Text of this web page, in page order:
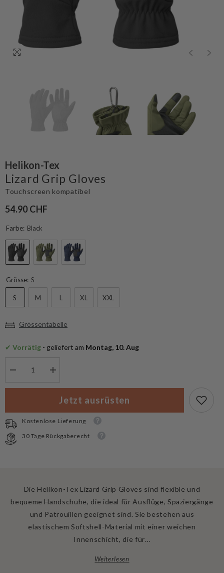
Helikon-Tex
Lizard Grip Gloves
Touchscreen kompatibel
54.90 CHF
Farbe: Black
Grösse: S
S M L XL XXL
Grössentabelle
✔ Vorrätig - geliefert am Montag, 10. Aug
für
Lizard
Grip
Gloves
Menge
für
Helikon-
Tex
Lizard
Grip
Jetzt ausrüsten
Kostenlose Lieferung
30 Tage Rückgaberecht
Die Helikon-Tex Lizard Grip Gloves sind flexible und
bequeme Handschuhe, die ideal für Ausflüge, Spaziergänge
und Patrouillen geeignet sind. Sie bestehen aus
elastischem Softshell-Material mit einer weichen
Innenschicht, die für…
Weiterlesen